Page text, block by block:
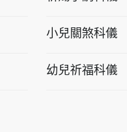
小兒關煞科儀
幼兒祈福科儀